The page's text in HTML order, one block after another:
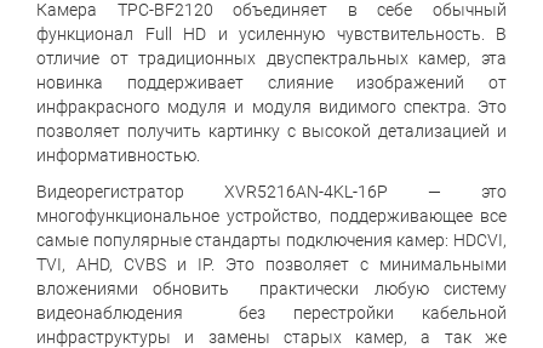
Камера TPC-BF2120 объединяет в себе обычный
функционал Full HD и усиленную чувствительность. В
отличие от традиционных двуспектральных камер, эта
новинка поддерживает слияние изображений от
инфракрасного модуля и модуля видимого спектра. Это
позволяет получить картинку с высокой детализацией и
информативностью.
Видеорегистратор XVR5216AN-4KL-16P — это
многофункциональное устройство, поддерживающее все
самые популярные стандарты подключения камер: HDCVI,
TVI, AHD, CVBS и IP. Это позволяет с минимальными
вложениями обновить практически любую систему
видеонаблюдения без перестройки кабельной
инфраструктуры и замены старых камер, а так же